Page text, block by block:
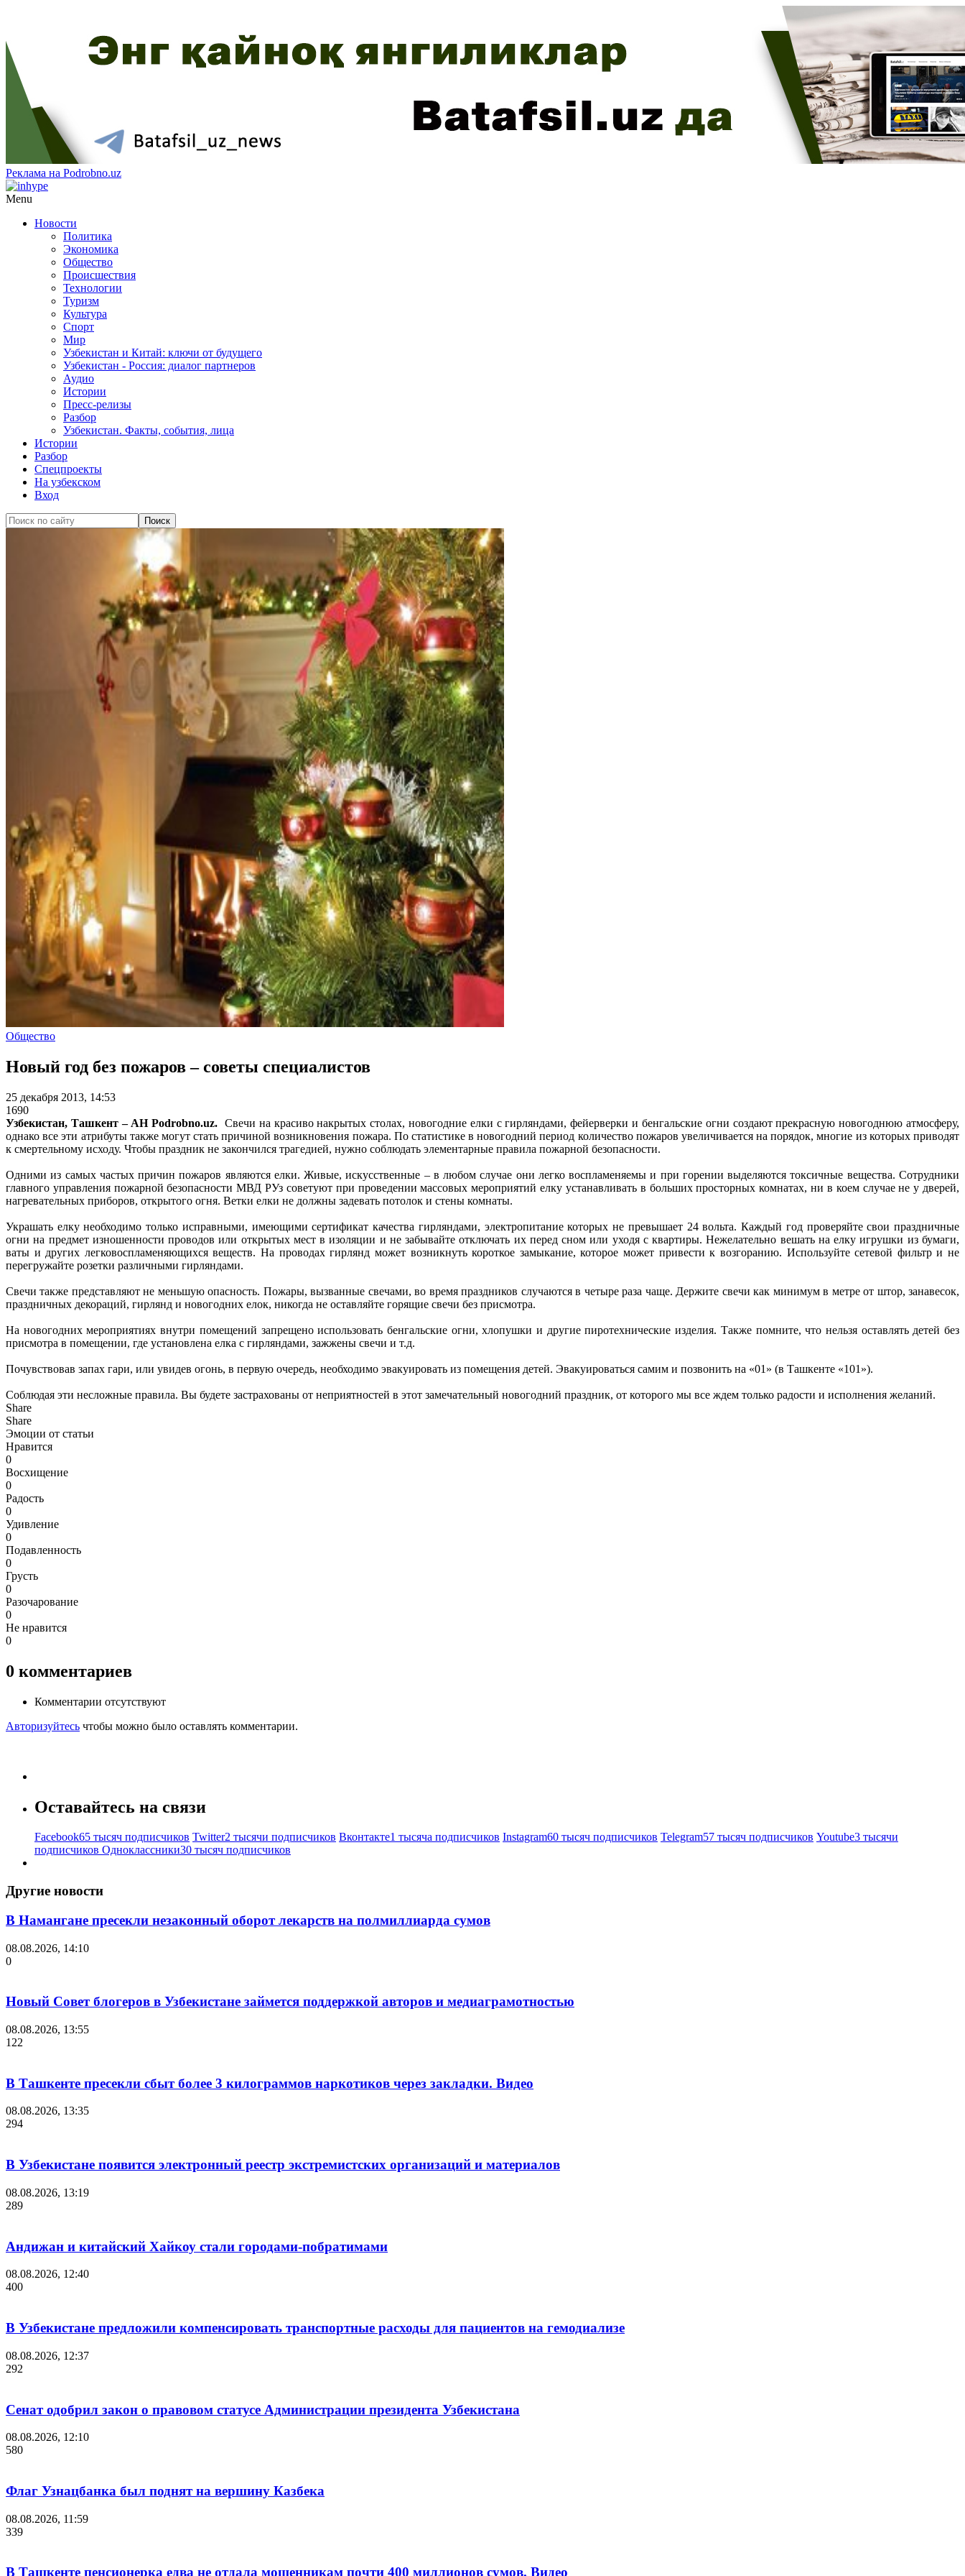
Реклама на Podrobno.uz
Menu
Новости
Политика
Экономика
Общество
Происшествия
Технологии
Туризм
Культура
Спорт
Мир
Узбекистан и Китай: ключи от будущего
Узбекистан - Россия: диалог партнеров
Аудио
Истории
Пресс-релизы
Разбор
Узбекистан. Факты, события, лица
Истории
Разбор
Спецпроекты
На узбекском
Вход
Общество
Новый год без пожаров – советы специалистов
25 декабря 2013, 14:53
1690
Узбекистан, Ташкент – АН Podrobno.uz. Свечи на красиво накрытых столах, новогодние елки с гирляндами, фейерверки и бенгальские огни создают прекрасную новогоднюю атмосферу,
однако все эти атрибуты также могут стать причиной возникновения пожара. По статистике в новогодний период количество пожаров увеличивается на порядок, многие из которых приводят
к смертельному исходу. Чтобы праздник не закончился трагедией, нужно соблюдать элементарные правила пожарной безопасности.
Одними из самых частых причин пожаров являются елки. Живые, искусственные – в любом случае они легко воспламеняемы и при горении выделяются токсичные вещества. Сотрудники
главного управления пожарной безопасности МВД РУз советуют при проведении массовых мероприятий елку устанавливать в больших просторных комнатах, ни в коем случае не у дверей,
нагревательных приборов, открытого огня. Ветки елки не должны задевать потолок и стены комнаты.
Украшать елку необходимо только исправными, имеющими сертификат качества гирляндами, электропитание которых не превышает 24 вольта. Каждый год проверяйте свои праздничные
огни на предмет изношенности проводов или открытых мест в изоляции и не забывайте отключать их перед сном или уходя с квартиры. Нежелательно вешать на елку игрушки из бумаги,
ваты и других легковоспламеняющихся веществ. На проводах гирлянд может возникнуть короткое замыкание, которое может привести к возгоранию. Используйте сетевой фильтр и не
перегружайте розетки различными гирляндами.
Свечи также представляют не меньшую опасность. Пожары, вызванные свечами, во время праздников случаются в четыре раза чаще. Держите свечи как минимум в метре от штор, занавесок,
праздничных декораций, гирлянд и новогодних елок, никогда не оставляйте горящие свечи без присмотра.
На новогодних мероприятиях внутри помещений запрещено использовать бенгальские огни, хлопушки и другие пиротехнические изделия. Также помните, что нельзя оставлять детей без
присмотра в помещении, где установлена елка с гирляндами, зажжены свечи и т.д.
Почувствовав запах гари, или увидев огонь, в первую очередь, необходимо эвакуировать из помещения детей. Эвакуироваться самим и позвонить на «01» (в Ташкенте «101»).
Соблюдая эти несложные правила. Вы будете застрахованы от неприятностей в этот замечательный новогодний праздник, от которого мы все ждем только радости и исполнения желаний.
Share
Share
Эмоции от статьи
Нравится
0
Восхищение
0
Радость
0
Удивление
0
Подавленность
0
Грусть
0
Разочарование
0
Не нравится
0
0 комментариев
Комментарии отсутствуют
Авторизуйтесь чтобы можно было оставлять комментарии.
Оставайтесь на связи
Facebook65 тысяч подписчиков Twitter2 тысячи подписчиков Вконтакте1 тысяча подписчиков Instagram60 тысяч подписчиков Telegram57 тысяч подписчиков Youtube3 тысячи
подписчиков Одноклассники30 тысяч подписчиков
Другие новости
В Намангане пресекли незаконный оборот лекарств на полмиллиарда сумов
08.08.2026, 14:10
0
Новый Совет блогеров в Узбекистане займется поддержкой авторов и медиаграмотностью
08.08.2026, 13:55
122
В Ташкенте пресекли сбыт более 3 килограммов наркотиков через закладки. Видео
08.08.2026, 13:35
294
В Узбекистане появится электронный реестр экстремистских организаций и материалов
08.08.2026, 13:19
289
Андижан и китайский Хайкоу стали городами-побратимами
08.08.2026, 12:40
400
В Узбекистане предложили компенсировать транспортные расходы для пациентов на гемодиализе
08.08.2026, 12:37
292
Сенат одобрил закон о правовом статусе Администрации президента Узбекистана
08.08.2026, 12:10
580
Флаг Узнацбанка был поднят на вершину Казбека
08.08.2026, 11:59
339
В Ташкенте пенсионерка едва не отдала мошенникам почти 400 миллионов сумов. Видео